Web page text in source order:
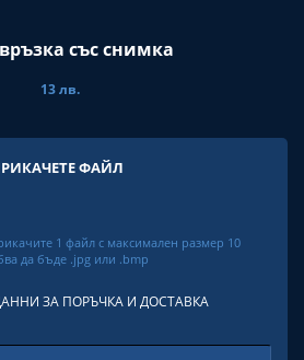
със снимка
13 лв.
ФАЙЛ
1 файл с максимален размер 10
да бъде .jpg или .bmp
ЗА ПОРЪЧКА И ДОСТАВКА